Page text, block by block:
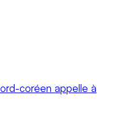
coréen appelle à